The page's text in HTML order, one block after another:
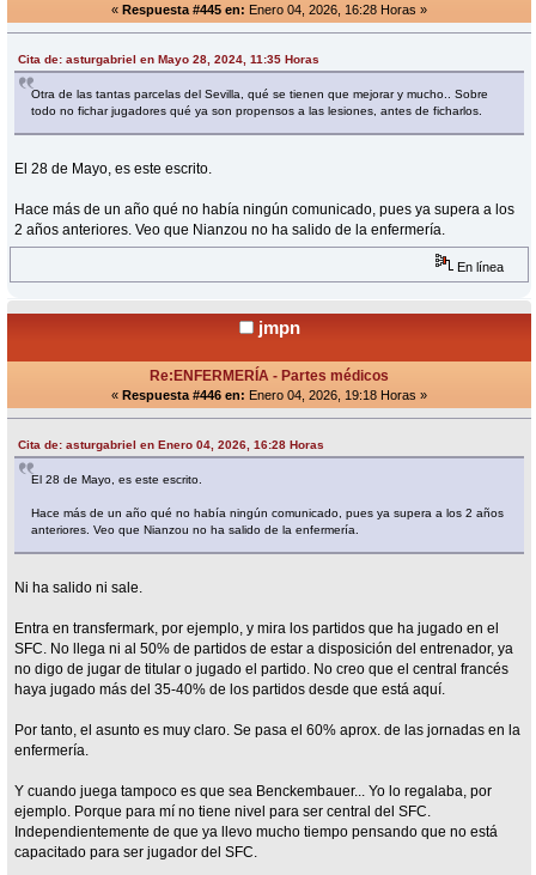
« Respuesta #445 en: Enero 04, 2026, 16:28 Horas »
Cita de: asturgabriel en Mayo 28, 2024, 11:35 Horas
Otra de las tantas parcelas del Sevilla, qué se tienen que mejorar y mucho.. Sobre
todo no fichar jugadores qué ya son propensos a las lesiones, antes de ficharlos.
El 28 de Mayo, es este escrito.
Hace más de un año qué no había ningún comunicado, pues ya supera a los
2 años anteriores. Veo que Nianzou no ha salido de la enfermería.
En línea
jmpn
Re:ENFERMERÍA - Partes médicos
« Respuesta #446 en: Enero 04, 2026, 19:18 Horas »
Cita de: asturgabriel en Enero 04, 2026, 16:28 Horas
El 28 de Mayo, es este escrito.
Hace más de un año qué no había ningún comunicado, pues ya supera a los 2 años
anteriores. Veo que Nianzou no ha salido de la enfermería.
Ni ha salido ni sale.
Entra en transfermark, por ejemplo, y mira los partidos que ha jugado en el
SFC. No llega ni al 50% de partidos de estar a disposición del entrenador, ya
no digo de jugar de titular o jugado el partido. No creo que el central francés
haya jugado más del 35-40% de los partidos desde que está aquí.
Por tanto, el asunto es muy claro. Se pasa el 60% aprox. de las jornadas en la
enfermería.
Y cuando juega tampoco es que sea Benckembauer... Yo lo regalaba, por
ejemplo. Porque para mí no tiene nivel para ser central del SFC.
Independientemente de que ya llevo mucho tiempo pensando que no está
capacitado para ser jugador del SFC.